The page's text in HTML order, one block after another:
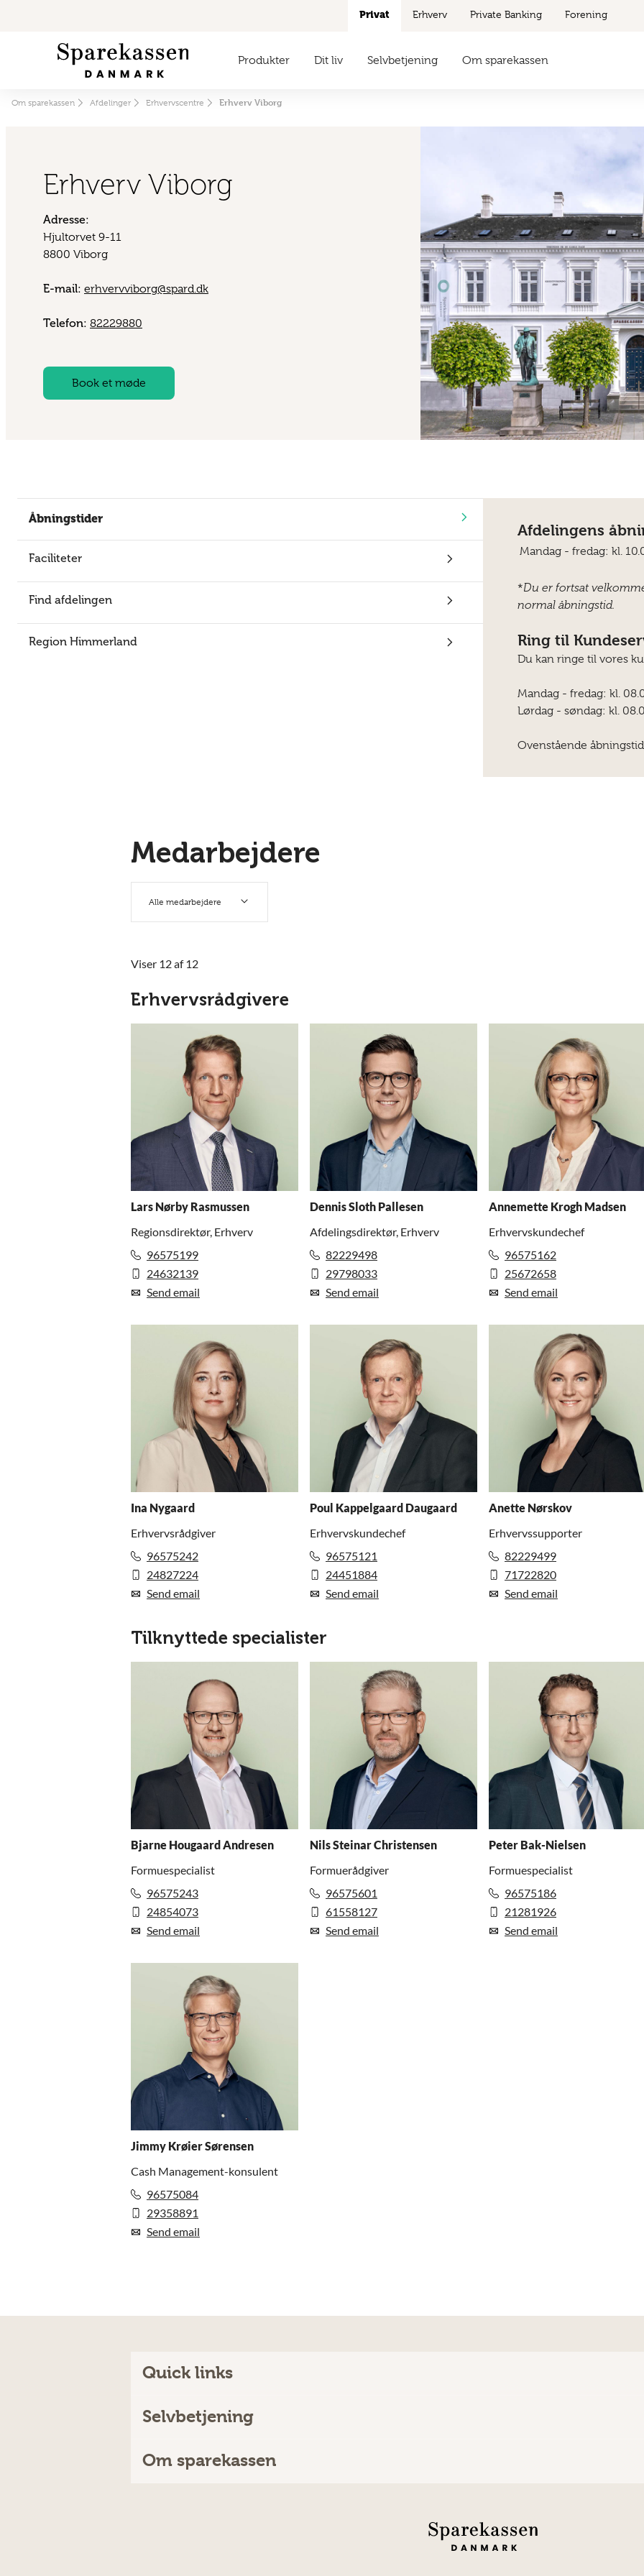
Om sparekassen Afdelinger Erhvervscentre Erhverv Viborg
Privat Erhverv Private Banking Forening
Produkter Dit liv Selvbetjening Om sparekassen
Erhverv Viborg
Adresse:
Hjultorvet 9-11
8800 Viborg
E-mail: erhvervviborg@spard.dk
Telefon: 82229880
Book et møde
Åbningstider
Faciliteter
Find afdelingen
Region Himmerland
Afdelingens
Mandag - fredag: kl.
*Du er fortsat
normal åbningstid.
Ring til
Du kan ringe til vores
Mandag - fredag: kl.
Lørdag - søndag: kl.
Ovenstående
Medarbejdere
Alle medarbejdere
Viser 12 af 12
Erhvervsrådgivere
Lars Nørby Rasmussen
Regionsdirektør, Erhverv
96575199
24632139
Send email
Dennis Sloth Pallesen
Afdelingsdirektør, Erhverv
82229498
29798033
Send email
Annemette Krogh Madsen
Erhvervskundechef
96575162
25672658
Send email
Ina Nygaard
Erhvervsrådgiver
96575242
24827224
Send email
Poul Kappelgaard Daugaard
Erhvervskundechef
96575121
24451884
Send email
Anette Nørskov
Erhvervssupporter
82229499
71722820
Send email
Tilknyttede specialister
Bjarne Hougaard Andresen
Formuespecialist
96575243
24854073
Send email
Nils Steinar Christensen
Formuerådgiver
96575601
61558127
Send email
Peter Bak-Nielsen
Formuespecialist
96575186
21281926
Send email
Jimmy Krøier Sørensen
Cash Management-konsulent
96575084
29358891
Send email
Quick links
Selvbetjening
Om sparekassen